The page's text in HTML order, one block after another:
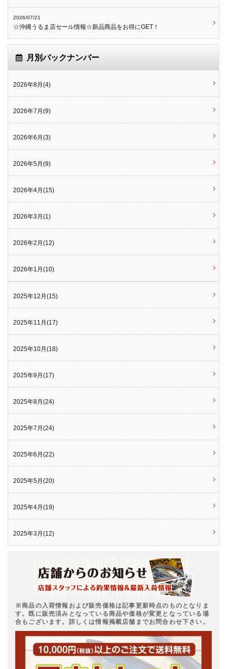
2026/07/21
☆沖縄うるま店セール情報☆新品商品をお得にGET！
月別バックナンバー
2026年8月(4)
2026年7月(9)
2026年6月(3)
2026年5月(9)
2026年4月(15)
2026年3月(1)
2026年2月(12)
2026年1月(10)
2025年12月(15)
2025年11月(17)
2025年10月(18)
2025年9月(17)
2025年8月(24)
2025年7月(24)
2025年6月(22)
2025年5月(20)
2025年4月(19)
2025年3月(12)
※商品の入荷情報および販売価格は記事更新時点のものとなりま
す。既に販売済みとなっている商品や価格が変更となっている場
合もございます。詳しくは情報掲載店舗までお問合わせ下さい。